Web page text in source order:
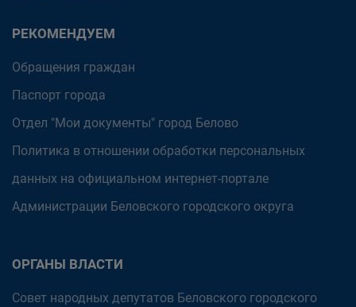
РЕКОМЕНДУЕМ
Обращения граждан
Паспорт города
Отдел "Мои документы" город Белово
Политика в отношении обработки персональных
данных на официальном интернет-портале
Администрации Беловского городского округа
ОРГАНЫ ВЛАСТИ
Совет народных депутатов Беловского городского